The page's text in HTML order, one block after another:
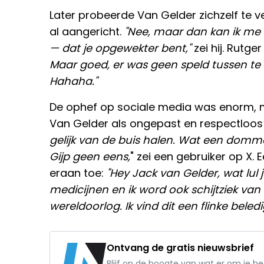
Later probeerde Van Gelder zichzelf te
al aangericht. "Nee, maar dan kan ik
— dat je opgewekter bent,"zei hij.
Maar goed, er was geen speld tussen te
Hahaha."
De ophef op sociale media was enorm,
Van Gelder als ongepast en
gelijk van de buis halen. Wat een
Gijp geen eens," zei een gebruiker op X.
eraan toe: "Hey Jack van Gelder, wat
medicijnen en ik word ook schijtziek
wereldoorlog. Ik vind dit een flinke
Ontvang de gratis nieuwsbrief